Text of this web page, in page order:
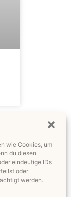
wie Cookies, um
du diesen
eindeutige IDs
oder
werden.